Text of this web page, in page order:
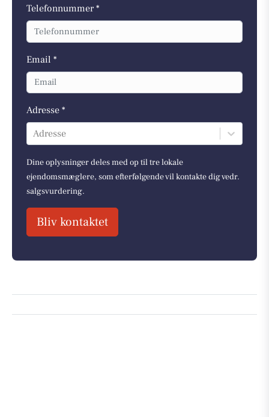
Telefonnummer *
Email *
Adresse *
Adresse
Dine oplysninger deles med op til tre lokale
ejendomsmæglere, som efterfølgende vil kontakte dig vedr.
salgsvurdering.
Bliv kontaktet